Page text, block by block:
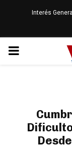
Interés General
PRIMARY